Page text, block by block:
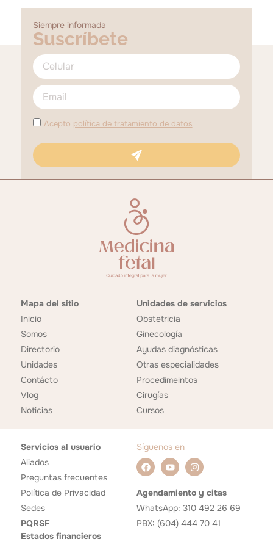
Siempre informada
Suscríbete
Acepto política de tratamiento de datos
Mapa del sitio
Inicio
Somos
Directorio
Unidades
Contácto
Vlog
Noticias
Unidades de servicios
Obstetricia
Ginecología
Ayudas diagnósticas
Otras especialidades
Procedimeintos
Cirugías
Cursos
Servicios al usuario
Aliados
Preguntas frecuentes
Política de Privacidad
Sedes
PQRSF
Estados financieros
Síguenos en
Agendamiento y citas
WhatsApp: 310 492 26 69
PBX: (604) 444 70 41